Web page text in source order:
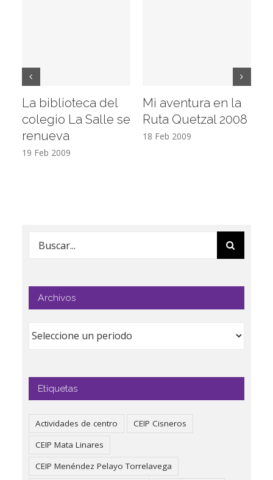
La biblioteca del
colegio La Salle se
renueva
19 Feb 2009
Mi aventura en la
Ruta Quetzal 2008
18 Feb 2009
Buscar:
Archivos
Etiquetas
Actividades de centro
CEIP Cisneros
CEIP Mata Linares
CEIP Menéndez Pelayo Torrelavega